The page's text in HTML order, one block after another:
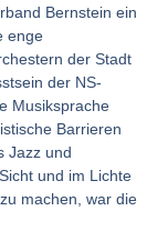
Bernstein ein
enge
der Stadt
der NS-
Musiksprache
Barrieren
Jazz und
und im Lichte
machen, war die